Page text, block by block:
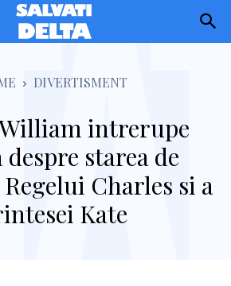
DIVERTISMENT
intrerupe
despre starea de
Charles si a
Kate